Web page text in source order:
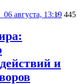
06 августа, 13:19 445
и